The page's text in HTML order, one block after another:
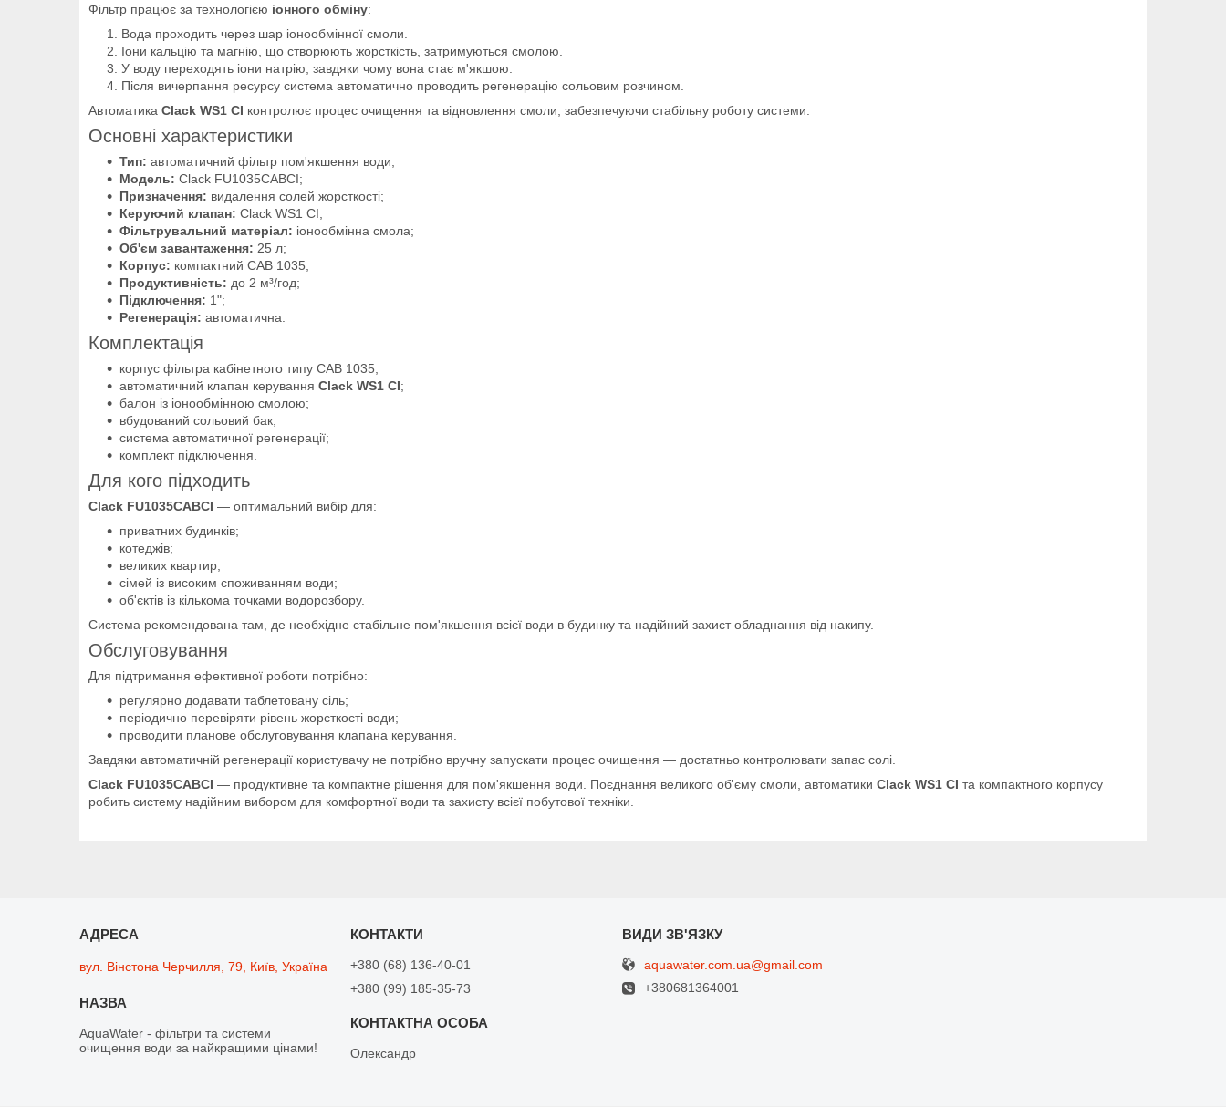
Фільтр працює за технологією іонного обміну:
Вода проходить через шар іонообмінної смоли.
Іони кальцію та магнію, що створюють жорсткість, затримуються смолою.
У воду переходять іони натрію, завдяки чому вона стає м'якшою.
Після вичерпання ресурсу система автоматично проводить регенерацію сольовим розчином.
Автоматика Clack WS1 CI контролює процес очищення та відновлення смоли, забезпечуючи стабільну роботу системи.
Основні характеристики
Тип: автоматичний фільтр пом'якшення води;
Модель: Clack FU1035CABCI;
Призначення: видалення солей жорсткості;
Керуючий клапан: Clack WS1 CI;
Фільтрувальний матеріал: іонообмінна смола;
Об'єм завантаження: 25 л;
Корпус: компактний CAB 1035;
Продуктивність: до 2 м³/год;
Підключення: 1";
Регенерація: автоматична.
Комплектація
корпус фільтра кабінетного типу CAB 1035;
автоматичний клапан керування Clack WS1 CI;
балон із іонообмінною смолою;
вбудований сольовий бак;
система автоматичної регенерації;
комплект підключення.
Для кого підходить
Clack FU1035CABCI — оптимальний вибір для:
приватних будинків;
котеджів;
великих квартир;
сімей із високим споживанням води;
об'єктів із кількома точками водорозбору.
Система рекомендована там, де необхідне стабільне пом'якшення всієї води в будинку та надійний захист обладнання від накипу.
Обслуговування
Для підтримання ефективної роботи потрібно:
регулярно додавати таблетовану сіль;
періодично перевіряти рівень жорсткості води;
проводити планове обслуговування клапана керування.
Завдяки автоматичній регенерації користувачу не потрібно вручну запускати процес очищення — достатньо контролювати запас солі.
Clack FU1035CABCI — продуктивне та компактне рішення для пом'якшення води. Поєднання великого об'єму смоли, автоматики Clack WS1 CI та компактного корпусу
робить систему надійним вибором для комфортної води та захисту всієї побутової техніки.
вул. Вінстона Черчилля, 79, Київ, Україна
AquaWater - фільтри та системи
очищення води за найкращими цінами!
+380 (68) 136-40-01
+380 (99) 185-35-73
Олександр
aquawater.com.ua@gmail.com
+380681364001